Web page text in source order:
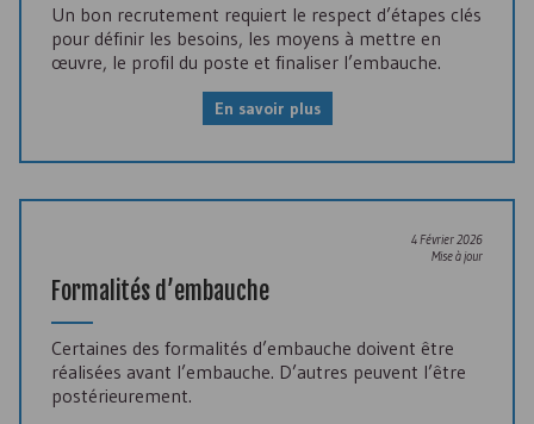
Un bon recrutement requiert le respect d’étapes clés
pour définir les besoins, les moyens à mettre en
œuvre, le profil du poste et finaliser l’embauche.
En savoir plus
4 Février 2026
Mise à jour
Formalités d’embauche
Certaines des formalités d’embauche doivent être
réalisées avant l’embauche. D’autres peuvent l’être
postérieurement.